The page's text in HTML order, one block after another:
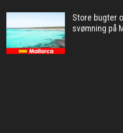
Store bugter
svømning på